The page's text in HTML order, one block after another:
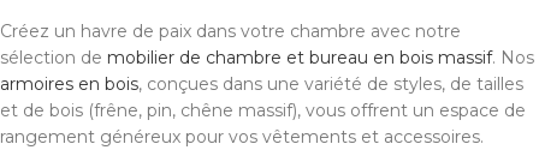
Créez un havre de paix dans votre chambre avec notre
sélection de mobilier de chambre et bureau en bois massif. Nos
armoires en bois, conçues dans une variété de styles, de tailles
et de bois (frêne, pin, chêne massif), vous offrent un espace de
rangement généreux pour vos vêtements et accessoires.